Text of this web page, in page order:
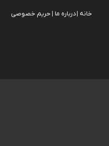
خانه |درباره ما |حریم خصوصی